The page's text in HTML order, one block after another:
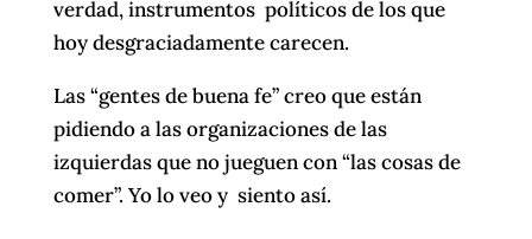
verdad, instrumentos políticos de los que
hoy desgraciadamente carecen.
Las “gentes de buena fe” creo que están
pidiendo a las organizaciones de las
izquierdas que no jueguen con “las cosas de
comer”. Yo lo veo y siento así.